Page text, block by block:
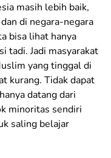
masih lebih baik,
di negara-negara
bisa lihat hanya
tadi. Jadi masyarakat
yang tinggal di
kurang. Tidak dapat
datang dari
minoritas sendiri
saling belajar